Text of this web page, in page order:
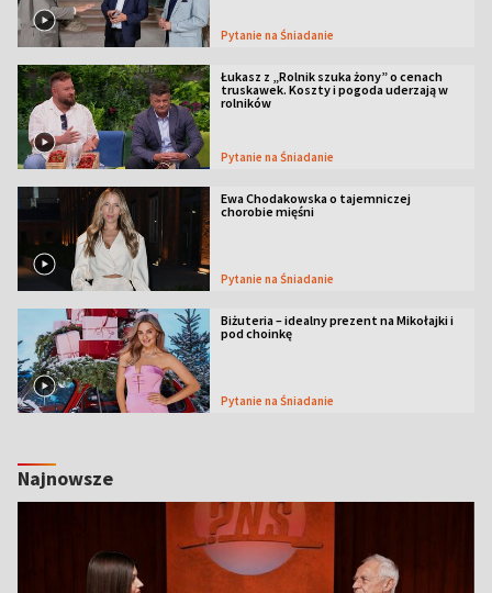
Pytanie na Śniadanie
Łukasz z „Rolnik szuka żony” o cenach
truskawek. Koszty i pogoda uderzają w
rolników
Pytanie na Śniadanie
Ewa Chodakowska o tajemniczej
chorobie mięśni
Pytanie na Śniadanie
Biżuteria – idealny prezent na Mikołajki i
pod choinkę
Pytanie na Śniadanie
Najnowsze